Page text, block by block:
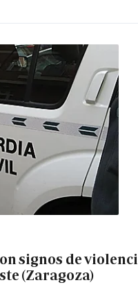
signos de
(Zaragoza)